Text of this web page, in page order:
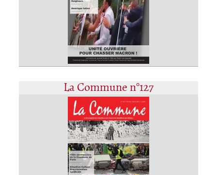
La Commune n°127